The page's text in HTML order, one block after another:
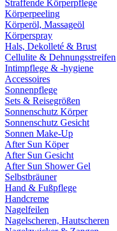
Straffende Körperpflege
Körperpeeling
Körperöl, Massageöl
Körperspray
Hals, Dekolleté & Brust
Cellulite & Dehnungsstreifen
Intimpflege & -hygiene
Accessoires
Sonnenpflege
Sets & Reisegrößen
Sonnenschutz Körper
Sonnenschutz Gesicht
Sonnen Make-Up
After Sun Köper
After Sun Gesicht
After Sun Shower Gel
Selbstbräuner
Hand & Fußpflege
Handcreme
Nagelfeilen
Nagelscheren, Hautscheren